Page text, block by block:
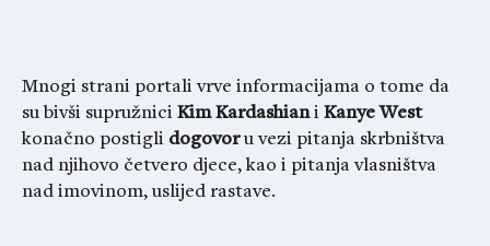
Mnogi strani portali vrve informacijama o tome da
su bivši supružnici Kim Kardashiani Kanye West
konačno postigli dogovoru vezi pitanja skrbništva
nad njihovo četvero djece, kao i pitanja vlasništva
nad imovinom, uslijed rastave.